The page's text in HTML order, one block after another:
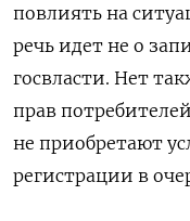
повлиять на
речь идет не о
госвласти. Нет
прав
не приобретают
регистрации в